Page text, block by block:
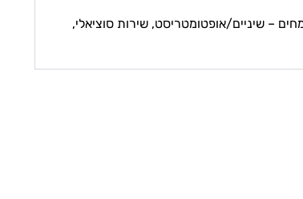
– שיניים/אופטומטריסט, שירות סוציאלי,